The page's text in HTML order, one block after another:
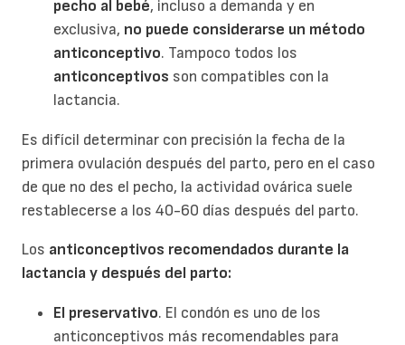
pecho al bebé, incluso a demanda y en
exclusiva, no puede considerarse un método
anticonceptivo. Tampoco todos los
anticonceptivos son compatibles con la
lactancia.
Es difícil determinar con precisión la fecha de la
primera ovulación después del parto, pero en el caso
de que no des el pecho, la actividad ovárica suele
restablecerse a los 40-60 días después del parto.
Los anticonceptivos recomendados durante la
lactancia y después del parto:
El preservativo. El condón es uno de los
anticonceptivos más recomendables para